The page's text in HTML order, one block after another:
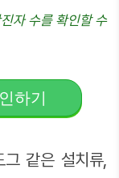
자 수를 확인할 수
하기
그 같은 설치류,